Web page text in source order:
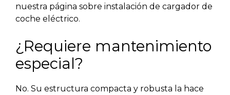
nuestra página sobre instalación de cargador de
coche eléctrico.
¿Requiere mantenimiento
especial?
No. Su estructura compacta y robusta la hace